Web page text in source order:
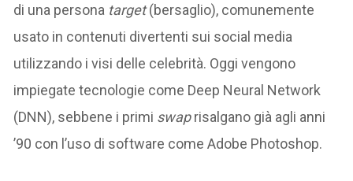
di una persona target(bersaglio), comunemente
usato in contenuti divertenti sui social media
utilizzando i visi delle celebrità. Oggi vengono
impiegate tecnologie come Deep Neural Network
(DNN), sebbene i primi swaprisalgano già agli anni
’90 con l’uso di software come Adobe Photoshop.